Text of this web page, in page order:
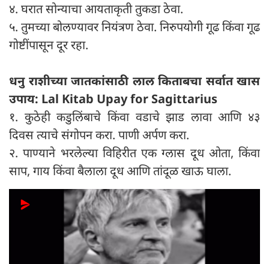
४. घरात सोन्याचा आयताकृती तुकडा ठेवा.
५. तुमच्या बोलण्यावर नियंत्रण ठेवा. निरुपयोगी गूढ किंवा गूढ
गोष्टींपासून दूर रहा.
धनु राशीच्या जातकांसाठी लाल किताबचा सर्वात खास
उपाय: Lal Kitab Upay for Sagittarius
१. कुठेही कडुलिंबाचे किंवा वडाचे झाड लावा आणि ४३
दिवस त्याचे संगोपन करा. पाणी अर्पण करा.
२. पाण्याने भरलेल्या विहिरीत एक ग्लास दूध ओता, किंवा
साप, गाय किंवा बैलाला दूध आणि तांदूळ खाऊ घाला.